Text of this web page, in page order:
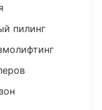
пилинг